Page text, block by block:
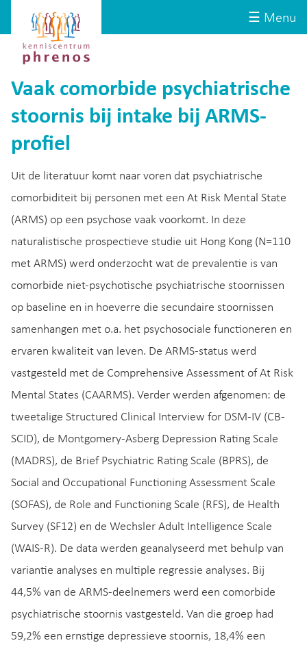
☰ Menu
Kenniscentrum
Phrenos
website
Vaak comorbide psychiatrische
stoornis bij intake bij ARMS-
profiel
Uit de literatuur komt naar voren dat psychiatrische
comorbiditeit bij personen met een At Risk Mental State
(ARMS) op een psychose vaak voorkomt. In deze
naturalistische prospectieve studie uit Hong Kong (N=110
met ARMS) werd onderzocht wat de prevalentie is van
comorbide niet-psychotische psychiatrische stoornissen
op baseline en in hoeverre die secundaire stoornissen
samenhangen met o.a. het psychosociale functioneren en
ervaren kwaliteit van leven. De ARMS-status werd
vastgesteld met de Comprehensive Assessment of At Risk
Mental States (CAARMS). Verder werden afgenomen: de
tweetalige Structured Clinical Interview for DSM-IV (CB-
SCID), de Montgomery-Asberg Depression Rating Scale
(MADRS), de Brief Psychiatric Rating Scale (BPRS), de
Social and Occupational Functioning Assessment Scale
(SOFAS), de Role and Functioning Scale (RFS), de Health
Survey (SF12) en de Wechsler Adult Intelligence Scale
(WAIS-R). De data werden geanalyseerd met behulp van
variantie analyses en multiple regressie analyses. Bij
44,5% van de ARMS-deelnemers werd een comorbide
psychiatrische stoornis vastgesteld. Van die groep had
59,2% een ernstige depressieve stoornis, 18,4% een